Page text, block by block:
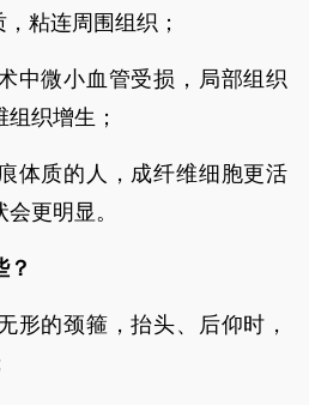
粘连周围组织；
中微小血管受损，局部组织
织增生；
体质的人，成纤维细胞更活
更明显。
？
形的颈箍，抬头、后仰时，